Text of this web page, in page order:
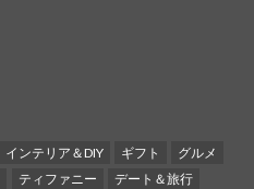
インテリア＆DIY ギフト
グルメ
ティファニー
デート＆旅行